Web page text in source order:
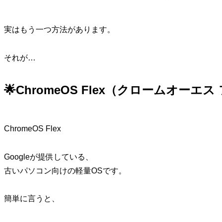
実はもう一つ方法があります。
それが…
🌟ChromeOS Flex（クロームオーエス
ChromeOS Flex
Googleが提供している、
古いパソコン向けの軽量OSです。
簡単に言うと、